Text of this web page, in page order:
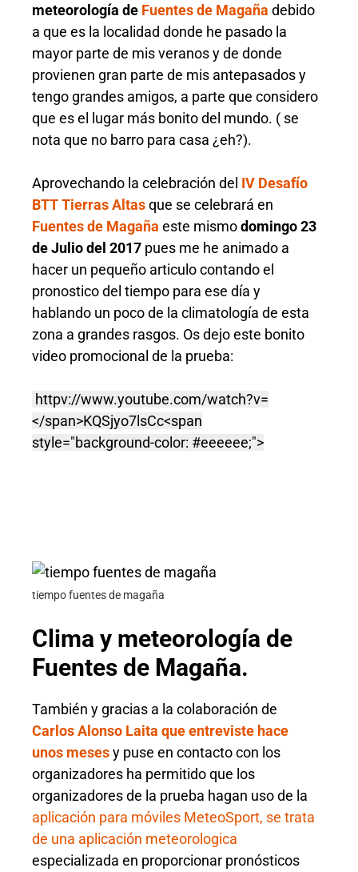
meteorología de Fuentes de Magaña debido
a que es la localidad donde he pasado la
mayor parte de mis veranos y de donde
provienen gran parte de mis antepasados y
tengo grandes amigos, a parte que considero
que es el lugar más bonito del mundo. ( se
nota que no barro para casa ¿eh?).
Aprovechando la celebración del IV Desafío
BTT Tierras Altasque se celebrará en
Fuentes de Magaña este mismodomingo 23
de Julio del 2017 pues me he animado a
hacer un pequeño articulo contando el
pronostico del tiempo para ese día y
hablando un poco de la climatología de esta
zona a grandes rasgos. Os dejo este bonito
video promocional de la prueba:
httpv://www.youtube.com/watch?v=
</span>KQSjyo7lsCc<span
style="background-color: #eeeeee;">
tiempo fuentes de magaña
Clima y meteorología de
Fuentes de Magaña.
También y gracias a la colaboración de
Carlos Alonso Laita que entreviste hace
unos mesesy puse en contacto con los
organizadores ha permitido que los
organizadores de la prueba hagan uso de la
aplicación para móviles MeteoSport, se trata
de una aplicación meteorologica
especializada en proporcionar pronósticos